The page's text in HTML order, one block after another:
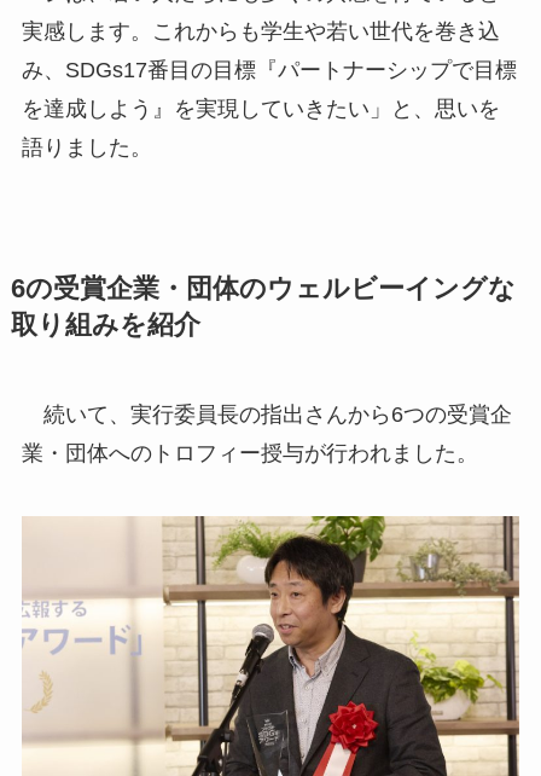
実感します。これからも学生や若い世代を巻き込
み、SDGs17番目の目標『パートナーシップで目標
を達成しよう』を実現していきたい」と、思いを
語りました。
6の受賞企業・団体のウェルビーイングな
取り組みを紹介
続いて、実行委員長の指出さんから6つの受賞企
業・団体へのトロフィー授与が行われました。